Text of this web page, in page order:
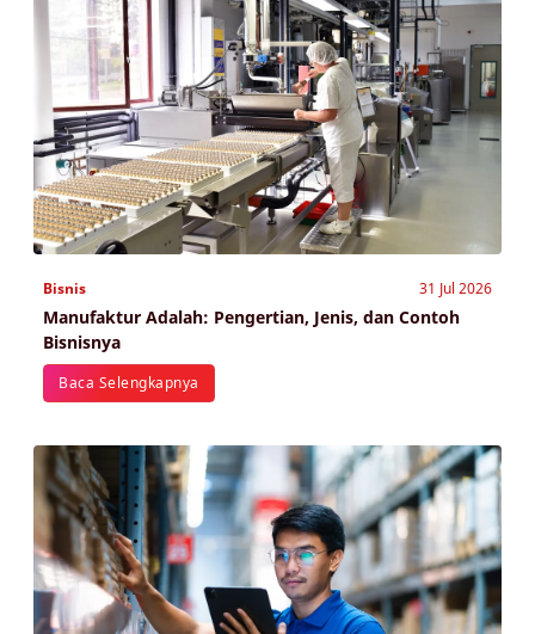
Bisnis 31 Jul 2026
Manufaktur Adalah: Pengertian, Jenis, dan Contoh
Bisnisnya
Baca Selengkapnya